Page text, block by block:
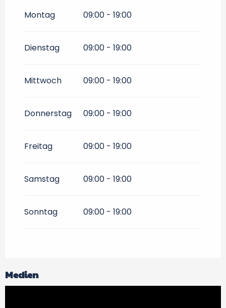
Juni 2026
zum
30 September 2026
Montag 09:00 - 19:00
Dienstag 09:00 - 19:00
Mittwoch 09:00 - 19:00
Donnerstag 09:00 - 19:00
Freitag 09:00 - 19:00
Samstag 09:00 - 19:00
Sonntag 09:00 - 19:00
Medien